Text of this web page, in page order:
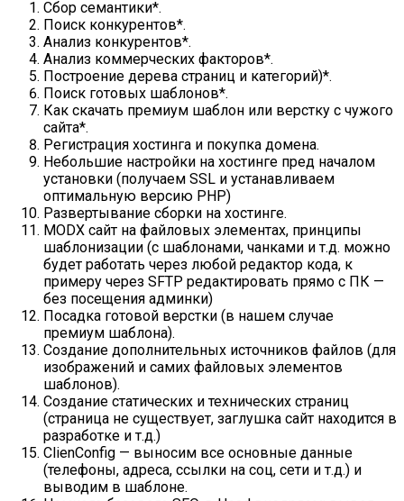
Сбор семантики*.
Поиск конкурентов*.
Анализ конкурентов*.
Анализ коммерческих факторов*.
Построение дерева страниц и категорий)*.
Поиск готовых шаблонов*.
Как скачать премиум шаблон или верстку с чужого
сайта*.
Регистрация хостинга и покупка домена.
Небольшие настройки на хостинге пред началом
установки (получаем SSL и устанавливаем
оптимальную версию PHP)
Развертывание сборки на хостинге.
MODX сайт на файловых элементах, принципы
шаблонизации (с шаблонами, чанками и т.д. можно
будет работать через любой редактор кода, к
примеру через SFTP редактировать прямо с ПК —
без посещения админки)
Посадка готовой верстки (в нашем случае
премиум шаблона).
Создание дополнительных источников файлов (для
изображений и самих файловых элементов
шаблонов).
Создание статических и технических страниц
(страница не существует, заглушка сайт находится в
разработке и т.д.)
ClienConfig — выносим все основные данные
(телефоны, адреса, ссылки на соц, сети и т.д.) и
выводим в шаблоне.